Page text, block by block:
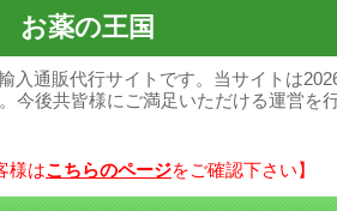
お薬の王国
入通販代行サイトです。当サイトは
今後共皆様にご満足いただける運営を
様はこちらのページをご確認下さい】